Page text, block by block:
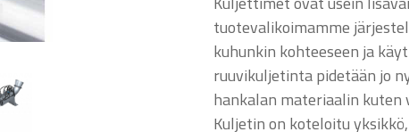
tuotevalikoimamme
kuhunkin kohteeseen ja
ruuvikuljetinta pidetään jo
hankalan materiaalin
Kuljetin on koteloitu